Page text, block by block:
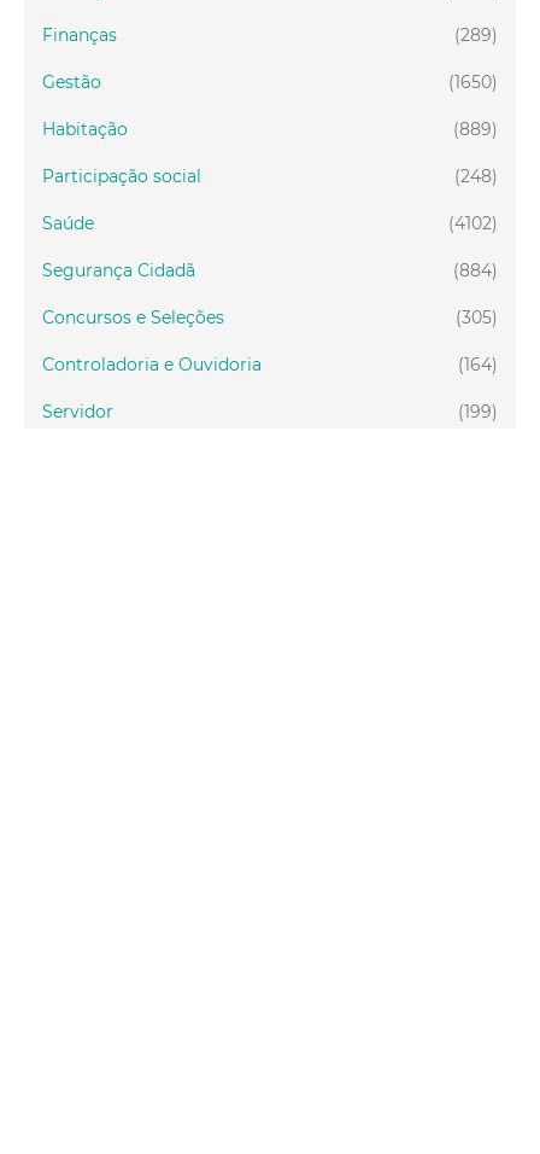
(289)
Finanças
(1650)
Gestão
(889)
Habitação
(248)
Participação social
(4102)
Saúde
(884)
Segurança Cidadã
(305)
Concursos e Seleções
(164)
Controladoria e Ouvidoria
(199)
Servidor